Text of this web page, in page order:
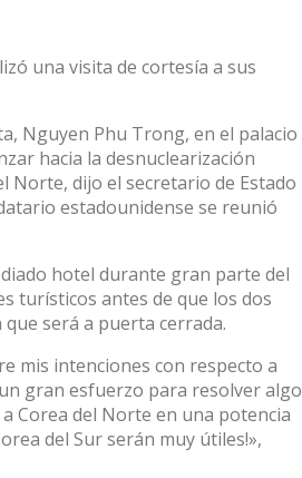
una visita de cortesía a sus
Nguyen Phu Trong, en el palacio
hacia la desnuclearización
Norte, dijo el secretario de Estado
estadounidense se reunió
hotel durante gran parte del
turísticos antes de que los dos
será a puerta cerrada.
mis intenciones con respecto a
gran esfuerzo para resolver algo
Corea del Norte en una potencia
del Sur serán muy útiles!»,